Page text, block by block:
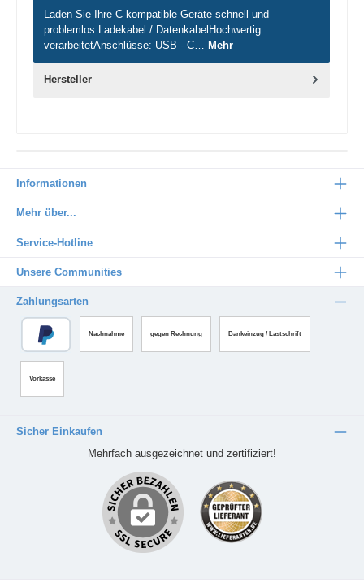
Laden Sie Ihre C-kompatible Geräte schnell und
problemlos.Ladekabel / DatenkabelHochwertig
verarbeitetAnschlüsse: USB - C… Mehr
Hersteller
Informationen
Mehr über...
Service-Hotline
Unsere Communities
Zahlungsarten
Nachnahme gegen Rechnung Bankeinzug / Lastschrift
Vorkasse
Sicher Einkaufen
Mehrfach ausgezeichnet und zertifiziert!